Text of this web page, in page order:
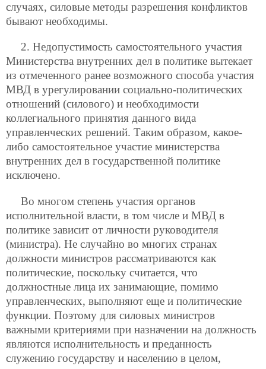
случаях, силовые методы разрешения конфликтов
бывают необходимы.
2. Недопустимость самостоятельного участия
Министерства внутренних дел в политике вытекает
из отмеченного ранее возможного способа участия
МВД в урегулировании социально-политических
отношений (силового) и необходимости
коллегиального принятия данного вида
управленческих решений. Таким образом, какое-
либо самостоятельное участие министерства
внутренних дел в государственной политике
исключено.
Во многом степень участия органов
исполнительной власти, в том числе и МВД в
политике зависит от личности руководителя
(министра). Не случайно во многих странах
должности министров рассматриваются как
политические, поскольку считается, что
должностные лица их занимающие, помимо
управленческих, выполняют еще и политические
функции. Поэтому для силовых министров
важными критериями при назначении на должность
являются исполнительность и преданность
служению государству и населению в целом,